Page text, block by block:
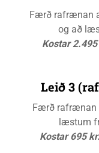
Færð rafrænan
og að
Kostar
Leið 3
Færð rafrænan
læstum
Kostar 695